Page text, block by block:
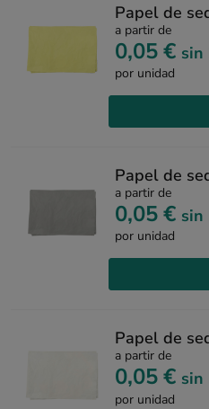
Papel de
a partir de
0,05 € sin
por unidad
Papel de
a partir de
0,05 € sin
por unidad
Papel de
a partir de
0,05 € sin
por unidad